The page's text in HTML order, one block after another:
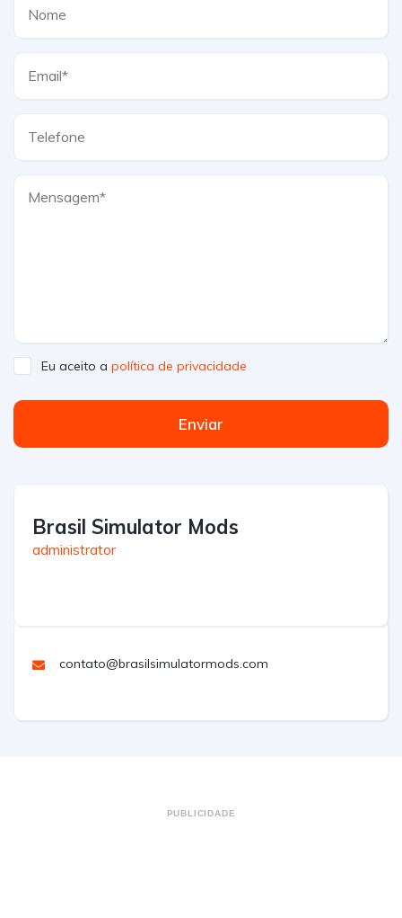
Eu aceito a política de privacidade
Enviar
Brasil Simulator Mods
administrator
contato@brasilsimulatormods.com
PUBLICIDADE